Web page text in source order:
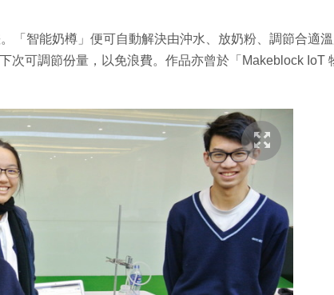
「智能奶樽」便可自動解決由沖水、放奶粉、調節合適
次可調節份量，以免浪費。作品亦曾於「Makeblock IoT